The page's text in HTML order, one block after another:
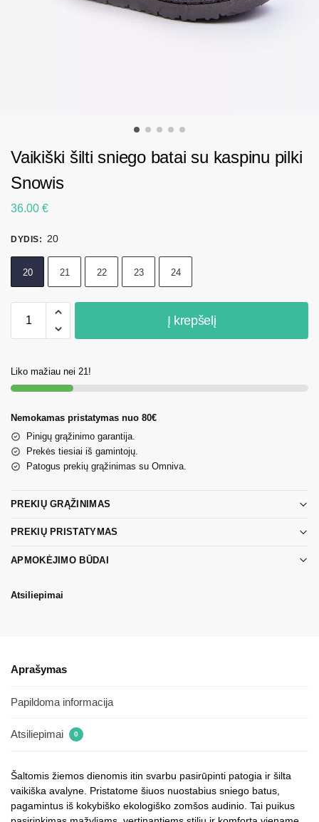
Vaikiški šilti sniego batai su kaspinu pilki
Snowis
36.00 €
DYDIS: 20
20 21 22 23 24
Į krepšelį
Liko mažiau nei 21!
Nemokamas pristatymas nuo 80€
Pinigų grąžinimo garantija.
Prekės tiesiai iš gamintojų.
Patogus prekių grąžinimas su Omniva.
PREKIŲ GRĄŽINIMAS
PREKIŲ PRISTATYMAS
APMOKĖJIMO BŪDAI
Atsiliepimai
Aprašymas
Papildoma informacija
Atsiliepimai 0
Šaltomis žiemos dienomis itin svarbu pasirūpinti patogia ir šilta
vaikiška avalyne. Pristatome šiuos nuostabius sniego batus,
pagamintus iš kokybiško ekologiško zomšos audinio. Tai puikus